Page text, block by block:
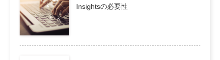
Insightsの必要性